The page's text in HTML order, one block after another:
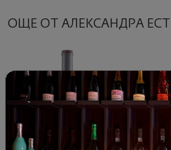
ОЩЕ ОТ АЛЕКСАНДРА